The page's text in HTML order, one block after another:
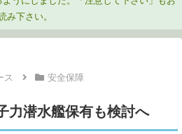
み下さい。
ス 安全保障
力潜水艦保有も検討へ